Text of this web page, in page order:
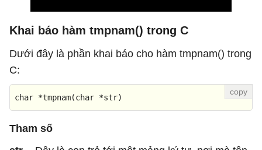
Khai báo hàm tmpnam() trong C
Dưới đây là phần khai báo cho hàm tmpnam() trong
C:
char *tmpnam(char *str)
Tham số